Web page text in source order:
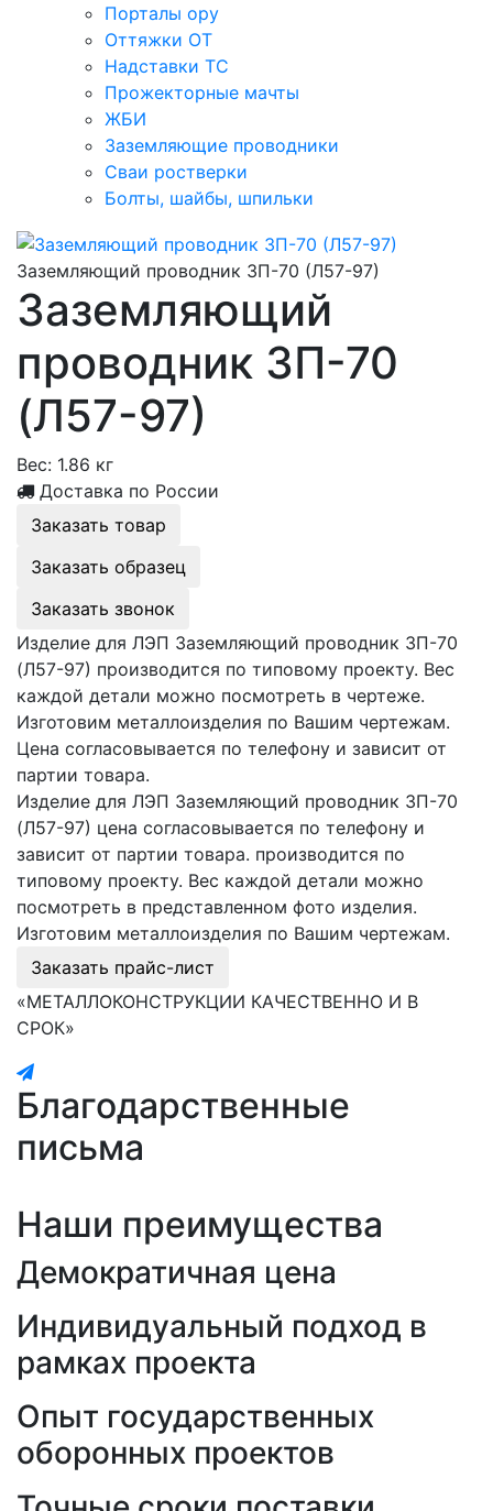
Порталы ору
Оттяжки ОТ
Надставки ТС
Прожекторные мачты
ЖБИ
Заземляющие проводники
Сваи ростверки
Болты, шайбы, шпильки
Заземляющий проводник ЗП-70 (Л57-97)
Заземляющий
проводник ЗП-70
(Л57-97)
Вес: 1.86 кг
Доставка по России
Заказать товар
Заказать образец
Заказать звонок
Изделие для ЛЭП Заземляющий проводник ЗП-70
(Л57-97) производится по типовому проекту. Вес
каждой детали можно посмотреть в чертеже.
Изготовим металлоизделия по Вашим чертежам.
Цена согласовывается по телефону и зависит от
партии товара.
Изделие для ЛЭП Заземляющий проводник ЗП-70
(Л57-97) цена согласовывается по телефону и
зависит от партии товара. производится по
типовому проекту. Вес каждой детали можно
посмотреть в представленном фото изделия.
Изготовим металлоизделия по Вашим чертежам.
Заказать прайс-лист
«МЕТАЛЛОКОНСТРУКЦИИ КАЧЕСТВЕННО И В
СРОК»
Благодарственные
письма
Наши преимущества
Демократичная цена
Индивидуальный подход в
рамках проекта
Опыт государственных
оборонных проектов